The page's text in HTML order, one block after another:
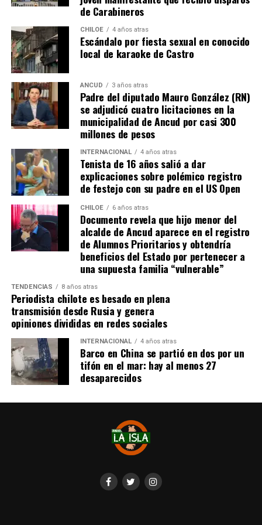
La minuta afirma que estos avances reflejan una apuesta
por la equidad territorial, y que se continuará apoyando
a las comunas con mayores necesidades, aunque en la
práctica, los alcaldes coinciden en que el actual
escenario genera incertidumbre y podría traducirse en
la paralización de iniciativas prioritarias para el
desarrollo local.
“Seguimos trabajando con esperanza, pero sin
, concluyó el alcalde de Quemchi, reflejando el
sentimiento generalizado entre los ediles de Chiloé ante
la disminución de recursos provenientes de la Subdere.
de Carabineros
CHILOE 4 años atras
Escándalo por fiesta sexual en conocido
local de karaoke de Castro
ANCUD 3 años atras
Padre del diputado Mauro González (RN)
se adjudicó cuatro licitaciones en la
municipalidad de Ancud por casi 300
millones de pesos
INTERNACIONAL 4 años atras
Tenista de 16 años salió a dar
explicaciones sobre polémico registro
de festejo con su padre en el US Open
CHILOE 6 años atras
Documento revela que hijo menor del
alcalde de Ancud aparece en el registro
de Alumnos Prioritarios y obtendría
beneficios del Estado por pertenecer a
una supuesta familia “vulnerable”
TENDENCIAS 8 años atras
Periodista chilote es besado en plena
transmisión desde Rusia y genera
opiniones divididas en redes sociales
INTERNACIONAL 4 años atras
Barco en China se partió en dos por un
tifón en el mar: hay al menos 27
desaparecidos